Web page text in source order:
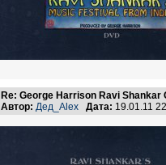
Re: George Harrison Ravi
Автор: Дед_Alex Дата: 19.01.11